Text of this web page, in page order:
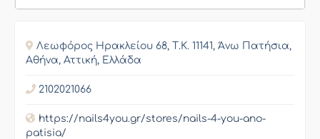
Λεωφόρος Ηρακλείου 68, Τ.Κ. 11141, Άνω Πατήσια,
Αθήνα, Αττική, Ελλάδα
2102021066
https://nails4you.gr/stores/nails-4-you-ano-
patisia/